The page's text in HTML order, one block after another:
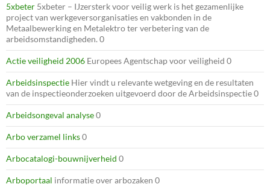
5xbeter 5xbeter – IJzersterk voor veilig werk is het gezamenlijke
project van werkgeversorganisaties en vakbonden in de
Metaalbewerking en Metalektro ter verbetering van de
arbeidsomstandigheden. 0
Actie veiligheid 2006 Europees Agentschap voor veiligheid 0
Arbeidsinspectie Hier vindt u relevante wetgeving en de resultaten
van de inspectieonderzoeken uitgevoerd door de Arbeidsinspectie 0
Arbeidsongeval analyse0
Arbo verzamel links0
Arbocatalogi-bouwnijverheid 0
Arboportaal informatie over arbozaken 0